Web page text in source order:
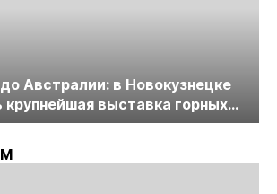
Австралии: в Новокузнецке
крупнейшая выставка горных
России. Уголь России и